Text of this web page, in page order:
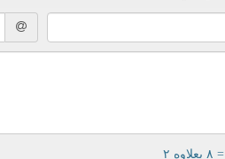
= ۸ بعلاوه ۲